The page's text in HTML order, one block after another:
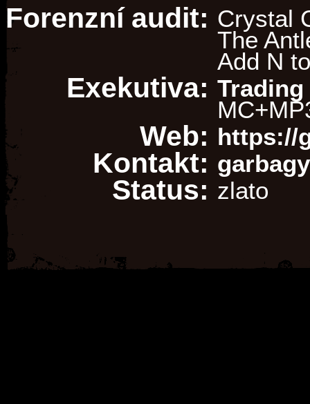
Forenzní audit: Crystal
The
Add N
Exekutiva:
Web: https://
Kontakt:
Status: zlato